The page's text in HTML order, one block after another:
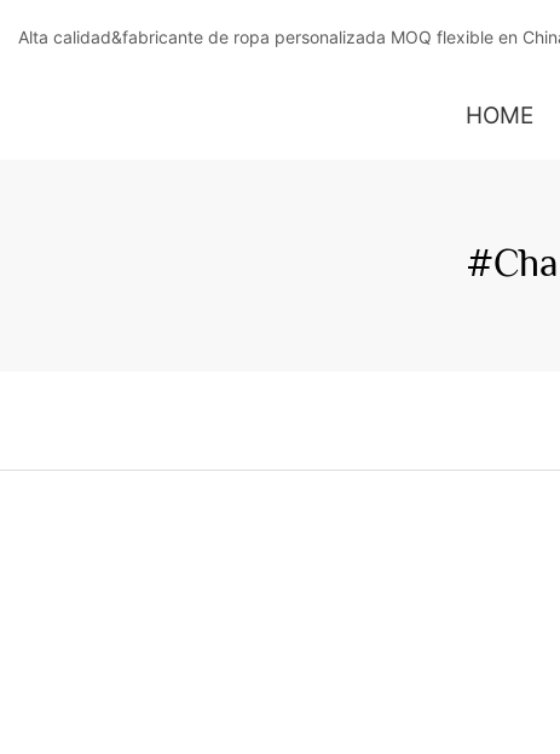
Alta calidad&fabricante de ropa personalizada MOQ flexible en
HOME